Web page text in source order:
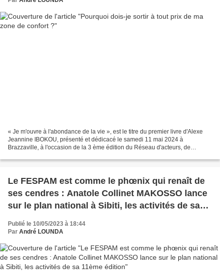
« Je m'ouvre à l'abondance de la vie », est le titre du premier livre d'Alexe
Jeannine IBOKOU, présenté et dédicacé le samedi 11 mai 2024 à
Brazzaville, à l'occasion de la 3 ème édition du Réseau d'acteurs, de
Le FESPAM est comme le phœnix qui renaît de
ses cendres : Anatole Collinet MAKOSSO lance
sur le plan national à Sibiti, les activités de sa
11ème édition
Publié le 10/05/2023 à 18:44
Par André LOUNDA